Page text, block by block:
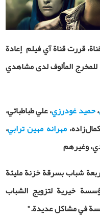
قررت قناة آي فيلم إعادة
المألوف لدى مشاهدي
،حميد غودرزي، علي طباطبائي،
مهرانه مهين ترابي،
وغيرهم
شباب بسرقة خزنة مليئة
خيرية لتزويج الشباب
في مشاكل عديدة.
"